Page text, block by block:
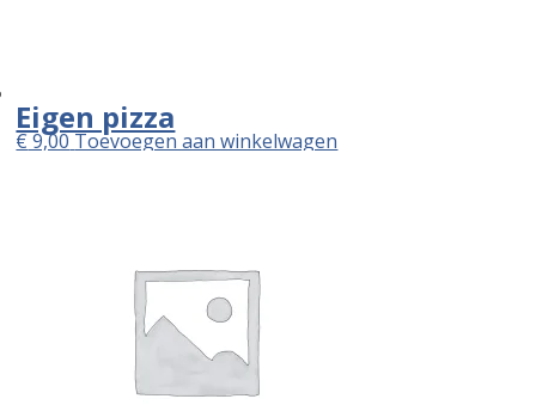
Eigen pizza
€9,00Toevoegen aan winkelwagen